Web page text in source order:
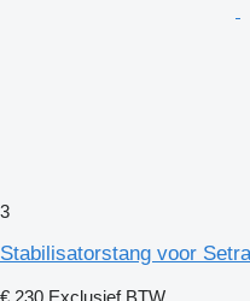
3
Stabilisatorstang voor
€ 230 Exclusief BTW